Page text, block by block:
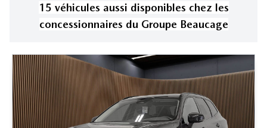
15 véhicules aussi disponibles chez les
concessionnaires du Groupe Beaucage